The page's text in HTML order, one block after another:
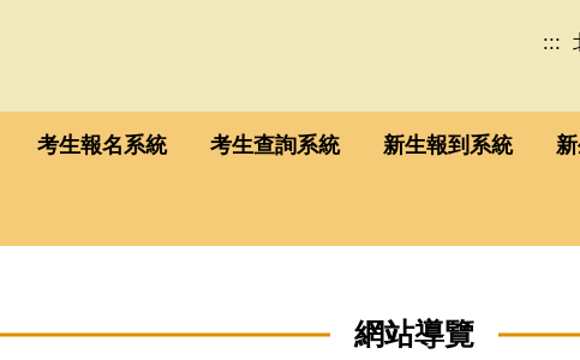
考生報名系統 考生查詢系統 新生報到系統
:::
網站導覽